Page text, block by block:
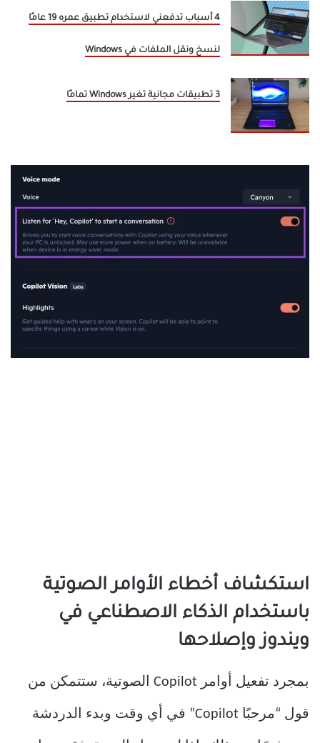
4 أسباب تدفعني لاستخدام تطبيق عمره 19 عامًا
لنسخ ونقل الملفات في Windows
3 تطبيقات مجانية تغير Windows تمامًا
استكشاف أخطاء الأوامر الصوتية
باستخدام الذكاء الاصطناعي في
ويندوز وإصلاحها
بمجرد تفعيل أوامر Copilot الصوتية، ستتمكن من
قول “مرحبًا Copilot” في أي وقت وبدء الدردشة